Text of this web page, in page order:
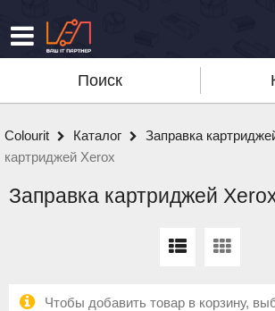
Поиск
Colourit Каталог Заправка
картриджей Xerox
Заправка картриджей
Чтобы добавить товар в корзину,